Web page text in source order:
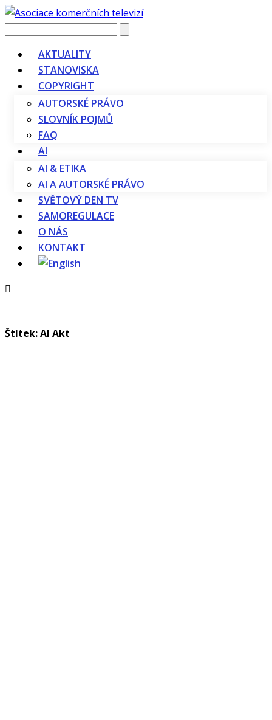
Vyhledávání
AKTUALITY
STANOVISKA
COPYRIGHT
AUTORSKÉ PRÁVO
SLOVNÍK POJMŮ
FAQ
AI
AI & ETIKA
AI A AUTORSKÉ PRÁVO
SVĚTOVÝ DEN TV
SAMOREGULACE
O NÁS
KONTAKT
Štítek: AI Akt